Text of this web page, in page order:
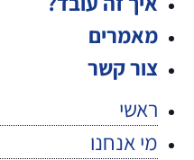
מאמרים
צור קשר
ראשי
מי אנחנו